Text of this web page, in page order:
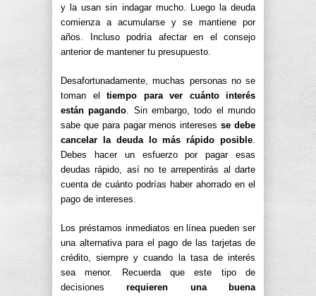
y la usan sin indagar mucho. Luego la deuda
comienza a acumularse y se mantiene por
años. Incluso podría afectar en el consejo
anterior de mantener tu presupuesto.
Desafortunadamente, muchas personas no se
toman el tiempo para ver cuánto interés
están pagando. Sin embargo, todo el mundo
sabe que para pagar menos interesesse debe
cancelar la deuda lo más rápido posible.
Debes hacer un esfuerzo por pagar esas
deudas rápido, así no te arrepentirás al darte
cuenta de cuánto podrías haber ahorrado en el
pago de intereses.
Los préstamos inmediatos en línea pueden ser
una alternativa para el pago de las tarjetas de
crédito, siempre y cuando la tasa de interés
sea menor. Recuerda que este tipo de
decisionesrequieren una buena